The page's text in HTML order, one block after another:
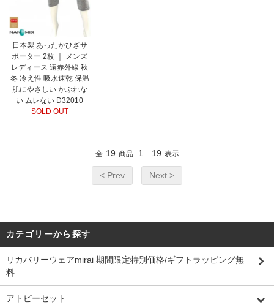
日本製 あったかひざサ
ポーター 2枚 ｜ メンズ
レディース 遠赤外線 秋
冬 冷え性 吸水速乾 保温
肌にやさしい かぶれな
い ムレない D32010
SOLD OUT
全 19 商品 1 - 19 表示
< Prev Next >
カテゴリーから探す
リカバリーウェアmirai 期間限定特別価格/ギフトラッピング無
料
アトピーセット